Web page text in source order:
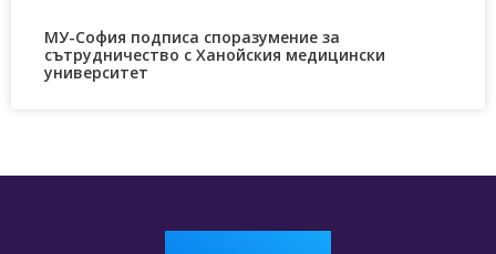
МУ-София подписа споразумение за
сътрудничество с Ханойския медицински
университет